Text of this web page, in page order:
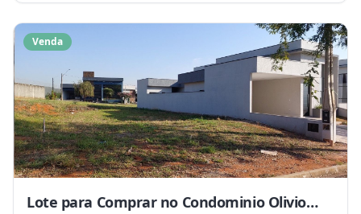
Venda
Lote para Comprar no Condominio Olivio